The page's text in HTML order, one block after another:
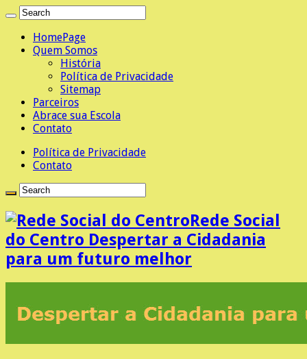
HomePage
Quem Somos
História
Política de Privacidade
Sitemap
Parceiros
Abrace sua Escola
Contato
Política de Privacidade
Contato
Rede Social
do Centro Despertar a Cidadania
para um futuro melhor